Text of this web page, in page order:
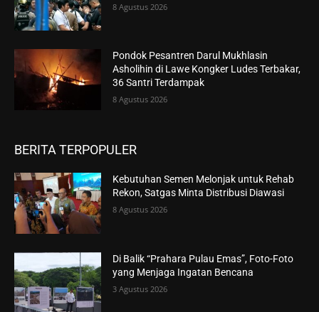
8 Agustus 2026
Pondok Pesantren Darul Mukhlasin
Asholihin di Lawe Kongker Ludes Terbakar,
36 Santri Terdampak
8 Agustus 2026
BERITA TERPOPULER
Kebutuhan Semen Melonjak untuk Rehab
Rekon, Satgas Minta Distribusi Diawasi
8 Agustus 2026
Di Balik “Prahara Pulau Emas”, Foto-Foto
yang Menjaga Ingatan Bencana
3 Agustus 2026